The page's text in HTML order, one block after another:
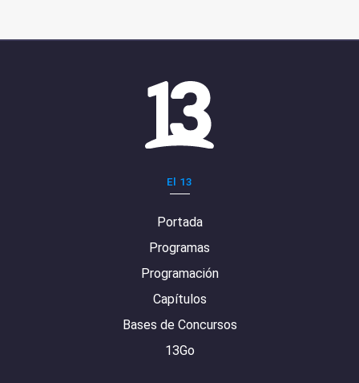
El 13
Portada
Programas
Programación
Capítulos
Bases de Concursos
13Go